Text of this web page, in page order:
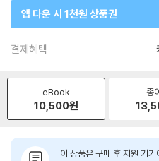
앱 다운 시 1천원 상품권
결제혜택
eBook
10,500원
종
이 상품은 구매 후 지원 기기